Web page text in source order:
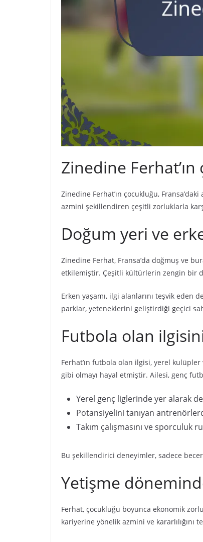
Zinedine Ferhat’ın
Zinedine Ferhat’ın çocukluğu,
azmini şekillendiren çeşitli zorluklarla
Doğum yeri ve
Zinedine Ferhat, Fransa’da doğmuş ve
etkilemiştir. Çeşitli kültürlerin zengin bir
Erken yaşamı, ilgi alanlarını teşvik
parklar, yeteneklerini geliştirdiği geçici
Futbola olan
Ferhat’ın futbola olan ilgisi, yerel
gibi olmayı hayal etmiştir. Ailesi, genç
Yerel genç liglerinde yer alarak
Potansiyelini tanıyan
Takım çalışmasını ve
Bu şekillendirici deneyimler, sadece
Yetişme
Ferhat, çocukluğu boyunca ekonomik
kariyerine yönelik azmini ve kararlılığını